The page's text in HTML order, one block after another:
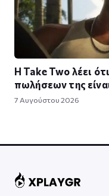
Η Take Twο λέει
πωλήσεων της
7 Αυγούστου 2026